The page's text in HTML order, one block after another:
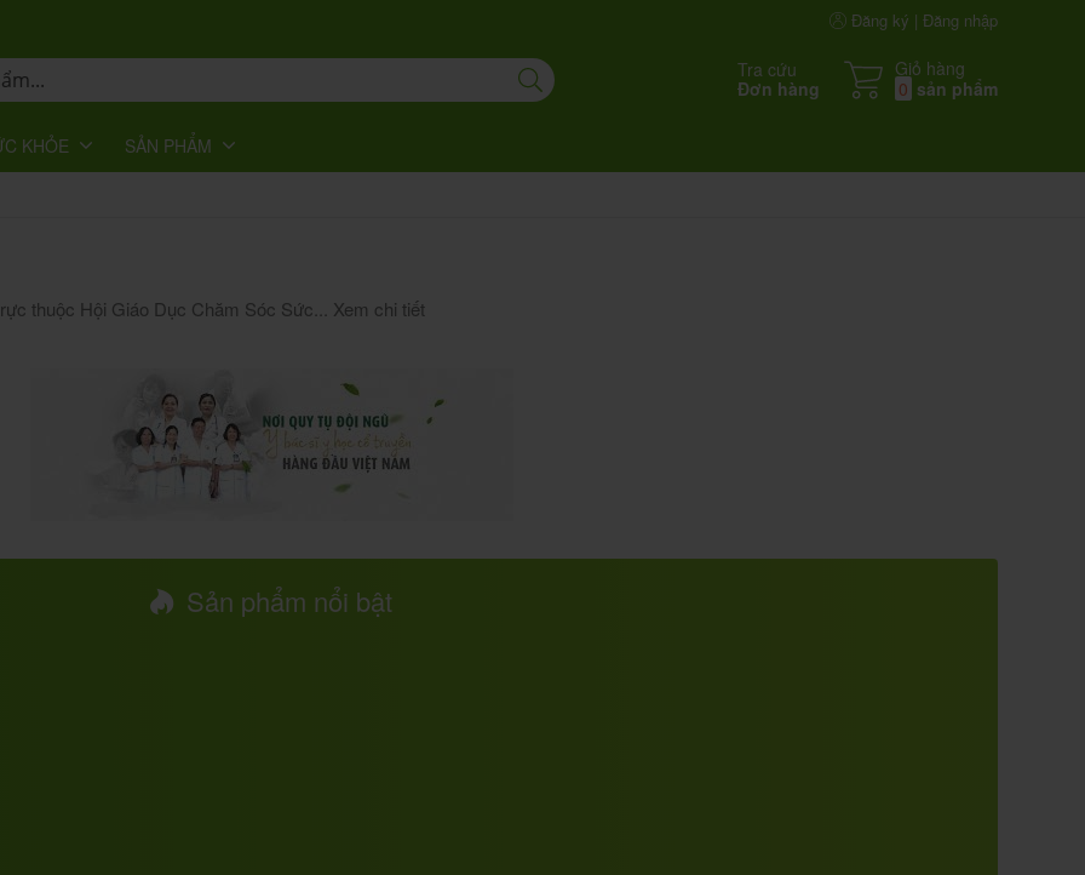
Đăng ký | Đăng nhập
Tra cứu
Đơn hàng
Giỏ hàng
0 sản phẩm
KHỎE
SẢN PHẨM
thuộc Hội Giáo Dục Chăm Sóc Sức... Xem chi tiết
Sản phẩm nổi bật